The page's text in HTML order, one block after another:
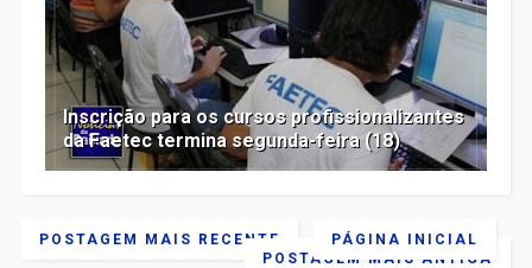
Inscrição para os cursos profissionalizantes
da Faetec termina segunda-feira (18)
POSTAGEM MAIS RECENTE
POSTAGEM MAIS ANTIGA
PÁGINA INICIAL